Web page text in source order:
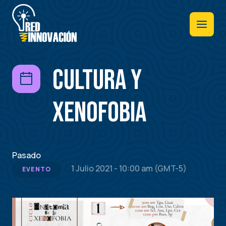
Pasar
contenido
principal
Cultura y
Xenofobia
Pasado
EVENTO 1 Julio 2021 - 10:00 am (GMT-5)